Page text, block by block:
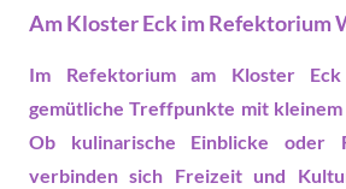
Am Kloster Eck im Refektorium
Im Refektorium am Kloster
gemütliche Treffpunkte mit kleinem
Ob kulinarische Einblicke oder
verbinden sich Freizeitund